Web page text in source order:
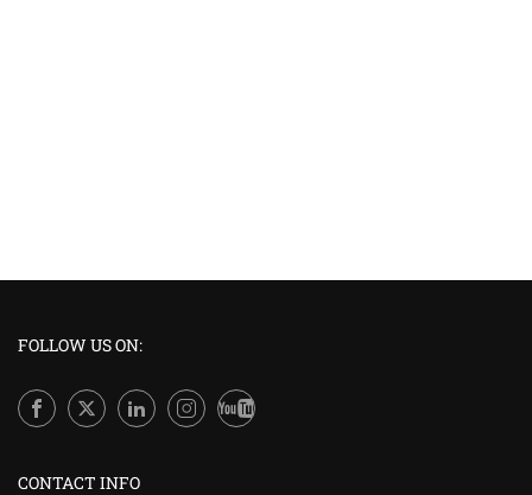
FOLLOW US ON:
CONTACT INFO